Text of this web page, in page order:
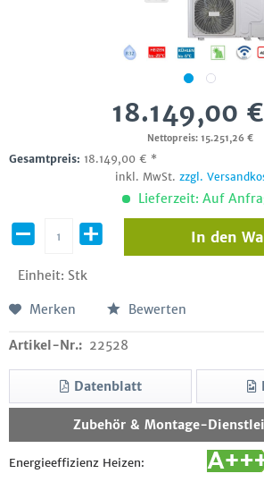
18.149,00
Nettopreis: 15.251,26 €
Gesamtpreis: 18.149,00 € *
inkl. MwSt. zzgl.
Lieferzeit: Auf
Einheit: Stk
In den
Merken Bewerten
Artikel-Nr.: 22528
Datenblatt
Zubehör & Montage-
Energieeffizienz Heizen: